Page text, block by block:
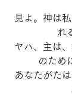
見よ。神は
れ
ヤハ、主は
のため
あなたがた